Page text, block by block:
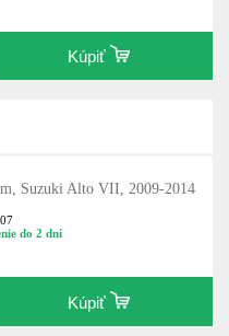
Kúpiť
Suzuki Alto VII, 2009-2014
do 2 dní
Kúpiť